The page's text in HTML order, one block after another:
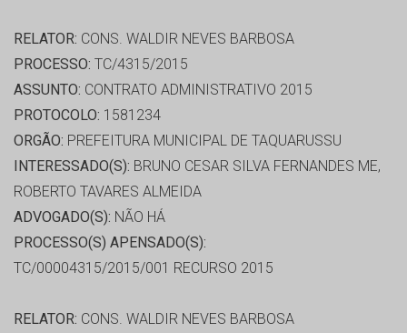
RELATOR: CONS. WALDIR NEVES BARBOSA
PROCESSO: TC/4315/2015
ASSUNTO: CONTRATO ADMINISTRATIVO 2015
PROTOCOLO: 1581234
ORGÃO: PREFEITURA MUNICIPAL DE TAQUARUSSU
INTERESSADO(S): BRUNO CESAR SILVA FERNANDES ME,
ROBERTO TAVARES ALMEIDA
ADVOGADO(S): NÃO HÁ
PROCESSO(S) APENSADO(S):
TC/00004315/2015/001 RECURSO 2015
RELATOR: CONS. WALDIR NEVES BARBOSA